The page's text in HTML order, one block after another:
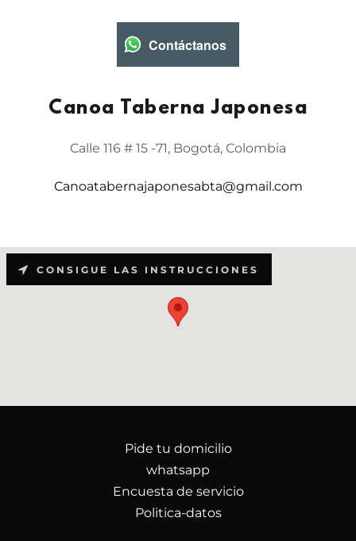
Contáctanos
Canoa Taberna Japonesa
Calle 116 # 15 -71, Bogotá, Colombia
Canoatabernajaponesabta@gmail.com
CONSIGUE LAS INSTRUCCIONES
Pide tu domicilio
whatsapp
Encuesta de servicio
Politica-datos